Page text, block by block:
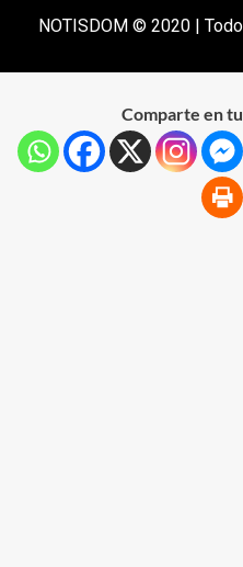
NOTISDOM © 2020 |
Comparte en